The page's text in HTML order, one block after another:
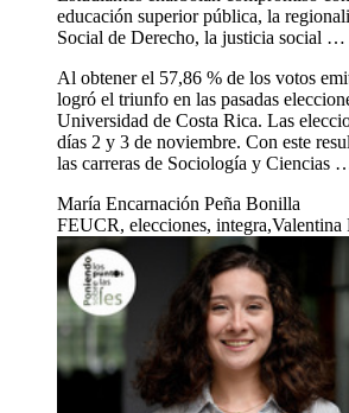
educación superior pública, la
Social de Derecho, la justicia social …
Al obtener el 57,86 % de los votos
logró el triunfo en las pasadas
Universidad de Costa Rica. Las
días 2 y 3 de noviembre. Con este
las carreras de Sociología y Ciencias
María Encarnación Peña Bonilla
FEUCR, elecciones,